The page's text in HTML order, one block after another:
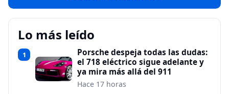
Lo más leído
1
Porsche despeja todas las dudas:
el 718 eléctrico sigue adelante y
ya mira más allá del 911
Hace 17 horas